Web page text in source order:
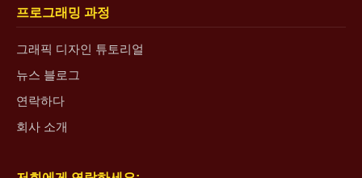
프로그래밍 과정
그래픽 디자인 튜토리얼
뉴스 블로그
연락하다
회사 소개